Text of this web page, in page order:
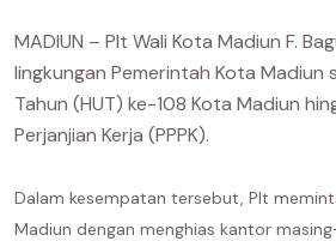
MADIUN – Plt Wali Kota Madiun F.
lingkungan Pemerintah Kota
Tahun (HUT) ke-108 Kota Madiun
Perjanjian Kerja (PPPK).
Dalam kesempatan tersebut, Plt
Madiun dengan menghias kantor